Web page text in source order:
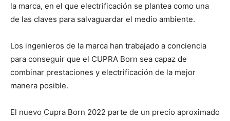
la marca, en el que electrificación se plantea como una
de las claves para salvaguardar el medio ambiente.
Los ingenieros de la marca han trabajado a conciencia
para conseguir que el CUPRA Born sea capaz de
combinar prestaciones y electrificación de la mejor
manera posible.
El nuevo Cupra Born 2022 parte de un precio aproximado